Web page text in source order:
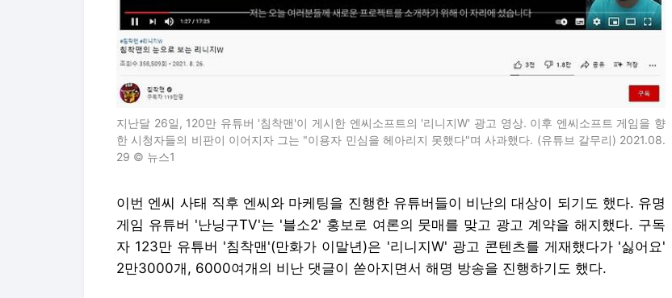
지난달 26일, 120만 유튜버 '침착맨'이 게시한 엔씨소프트의 '리니지W' 광고 영상. 이후 엔씨소프트 게임을 향
한 시청자들의 비판이 이어지자 그는 "이용자 민심을 헤아리지 못했다"며 사과했다. (유튜브 갈무리) 2021.08.
29 © 뉴스1
이번 엔씨 사태 직후 엔씨와 마케팅을 진행한 유튜버들이 비난의 대상이 되기도 했다. 유명
게임 유튜버 '난닝구TV'는 '블소2' 홍보로 여론의 뭇매를 맞고 광고 계약을 해지했다. 구독
자 123만 유튜버 '침착맨'(만화가 이말년)은 '리니지W' 광고 콘텐츠를 게재했다가 '싫어요'
2만3000개, 6000여개의 비난 댓글이 쏟아지면서 해명 방송을 진행하기도 했다.